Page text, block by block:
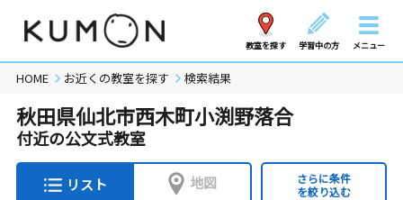
教室を探す 学習中の方 メニュー
HOME お近くの教室を探す 検索結果
秋田県仙北市西木町小渕野落合
付近の公文式教室
リスト 地図
さらに条件
を絞り込む